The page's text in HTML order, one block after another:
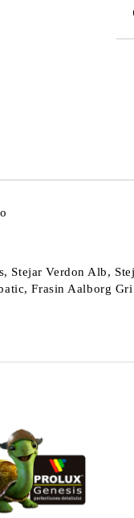
Verdon Alb,
Frasin Aalborg Gri